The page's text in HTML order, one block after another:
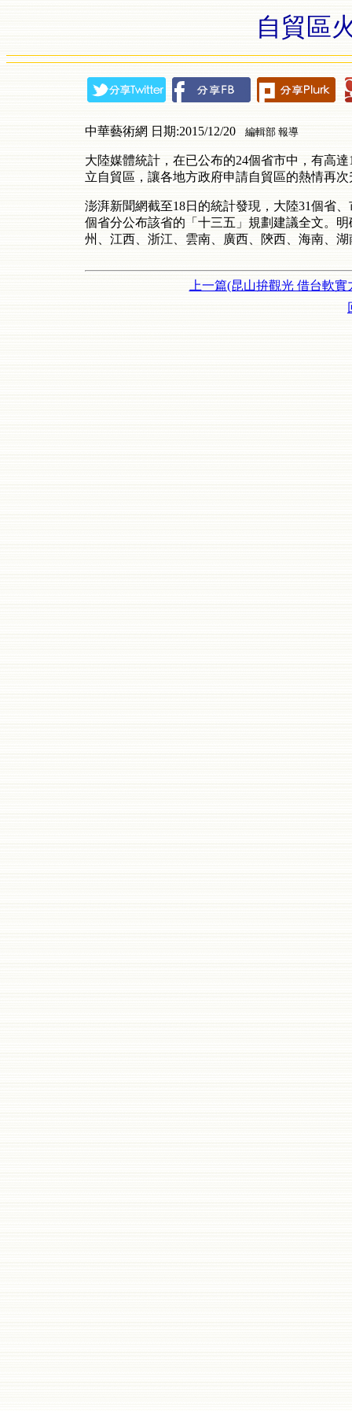
自貿區
中華藝術網 日期:2015/12/20 編輯部 報導
大陸媒體統計，在已公布的24個省市中，有高
立自貿區，讓各地方政府申請自貿區的熱情再次
澎湃新聞網截至18日的統計發現，大陸31個省
個省分公布該省的「十三五」規劃建議全文。
州、江西、浙江、雲南、廣西、陝西、海南、湖
上一篇(昆山拚觀光 借台軟實